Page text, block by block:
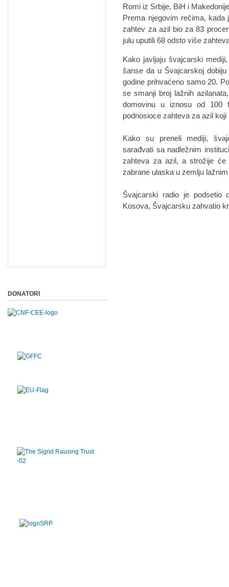
Romi iz Srbije, BiH i
Prema njegovim rečima, kada
zahtev za azil bio za 83
julu uputili 68 odsto više
Kako javljaju švajcarski
šanse da u Švajcarskoj
godine prihvaćeno samo 20.
se smanji broj lažnih
domovinu u iznosu od 100
podnosioce zahteva za azil
Kako su preneli mediji,
sarađvati sa nadležnim
zahteva za azil, a strožije će
zabrane ulaska u zemlju
Švajcarski radio je podsetio
Kosova, Švajcarsku zahvatio
DONATORI